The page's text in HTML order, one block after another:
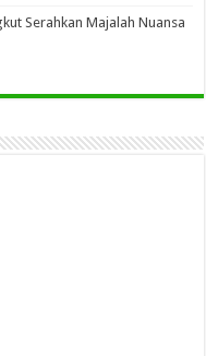
Serahkan Majalah Nuansa